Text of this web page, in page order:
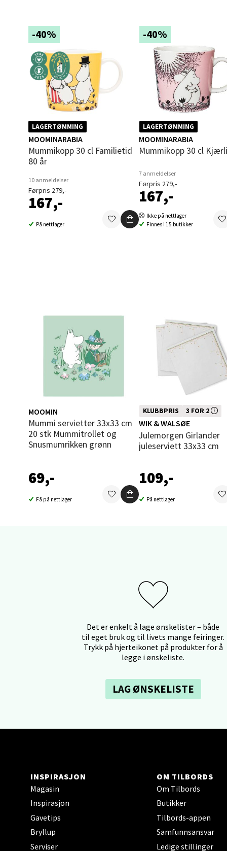
-40%
LAGERTØMMING
MOOMINARABIA
Mummikopp 30 cl Familietid
80 år
10 anmeldelser
Førpris 279,-
167,-
På nettlager
-40%
LAGERTØMMING
MOOMINARABIA
Mummikopp 30 cl
7 anmeldelser
Førpris 279,-
167,-
Ikke på nettlager
Finnes i 15 butikker
MOOMIN
Mummi servietter 33x33 cm
20 stk Mummitrollet og
Snusmumrikken grønn
69,-
Få på nettlager
KLUBBPRIS 3 FOR 2
Denne varen inngår i vår 3 for 2
WIK & WALSØE
Julemorgen Girlander
juleserviett 33x33 cm
109,-
På nettlager
Det er enkelt å lage ønskelister – både
til eget bruk og til livets mange feiringer.
Trykk på hjerteikonet på produkter for å
legge i ønskeliste.
LAG ØNSKELISTE
INSPIRASJON
Magasin
Inspirasjon
Gavetips
Bryllup
Serviser
OM TILBORDS
Om Tilbords
Butikker
Tilbords-appen
Samfunnsansvar
Ledige stillinger
0 i
Folke
0 i
Thon
Åpent